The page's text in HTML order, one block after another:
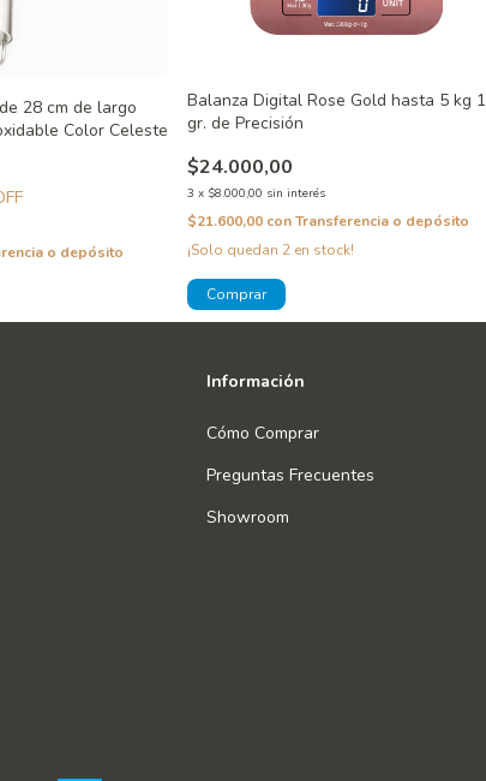
28 cm de largo
Color Celeste
o depósito
Balanza Digital Rose Gold hasta 5 kg 1
gr. de Precisión
$24.000,00
3 x $8.000,00 sin interés
$21.600,00 conTransferencia o depósito
¡Solo quedan 2 en stock!
Información
Cómo Comprar
Preguntas Frecuentes
Showroom